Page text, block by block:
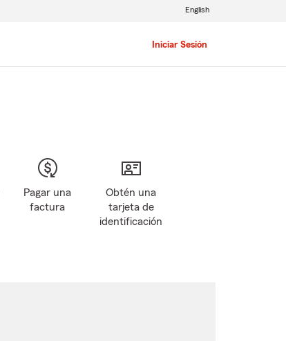
Iniciar Sesión
English
Pagar una
factura
Obtén una
tarjeta de
identificación